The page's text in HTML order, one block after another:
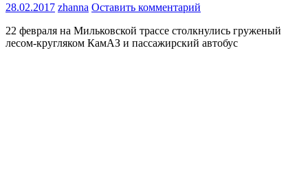
28.02.2017 zhanna Оставить комментарий
22 февраля на Мильковской трассе столкнулись груженый
лесом-кругляком КамАЗ и пассажирский автобус